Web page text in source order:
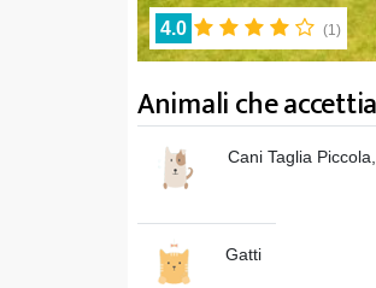
4.0 (1 )
Animali che
Cani Taglia
Gatti